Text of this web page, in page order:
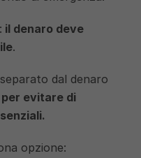
il denaro deve
.
dal denaro
per evitare di
opzione: